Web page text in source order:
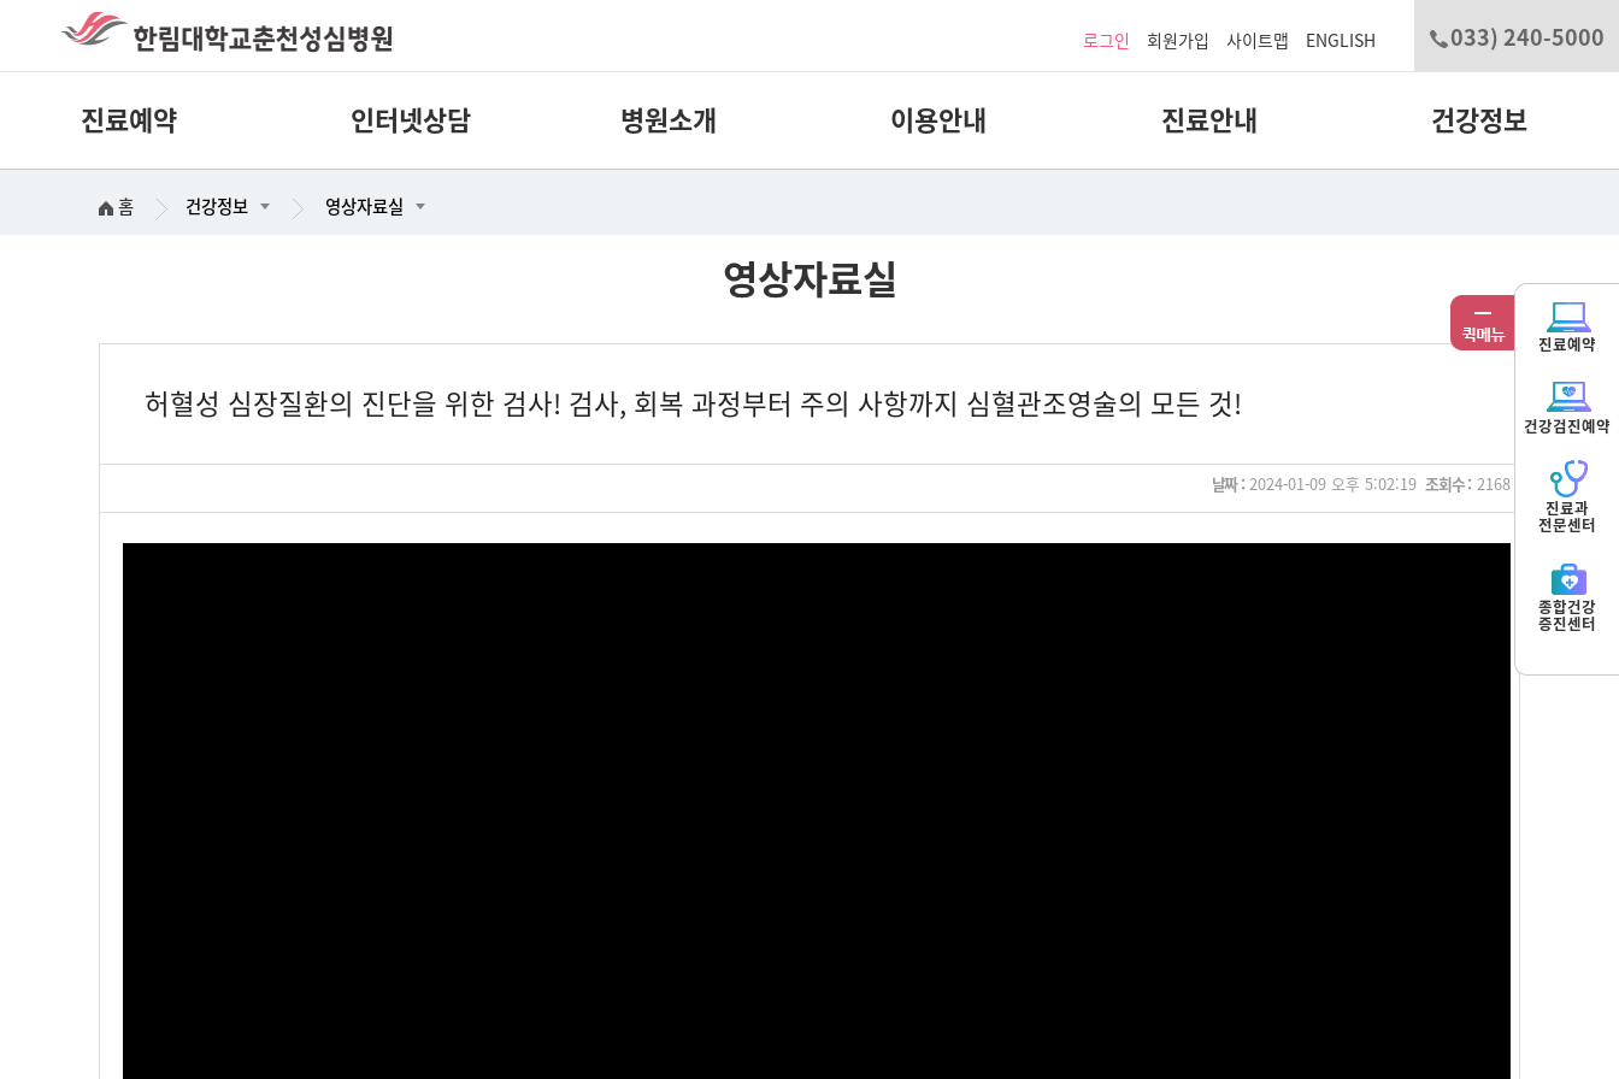
로그인 회원가입 사이트맵 ENGLISH 033) 240-5000
진료예약 인터넷상담 병원소개 이용안내 진료안내 건강정보
홈 건강정보 영상자료실
영상자료실
허혈성 심장질환의 진단을 위한 검사! 검사, 회복 과정부터 주의 사항까지 심혈관조영술의 모든 것!
날짜 : 2024-01-09 오후 5:02:19 조회수 : 2168
진료예약
건강검진예약
진료과
전문센터
종합건강
증진센터